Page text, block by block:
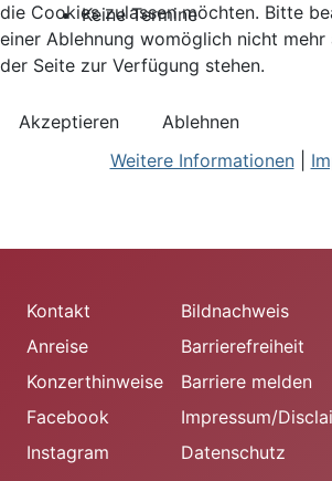
Keine Termine
Kontakt
Anreise
Konzerthinweise
Facebook
Instagram
Bildnachweis
Barrierefreiheit
Barriere melden
Impressum/
Datenschutz
die Cookies zulassen möchten. Bitte
einer Ablehnung womöglich nicht
der Seite zur Verfügung stehen.
Akzeptieren
Ablehnen
Weitere Informationen|